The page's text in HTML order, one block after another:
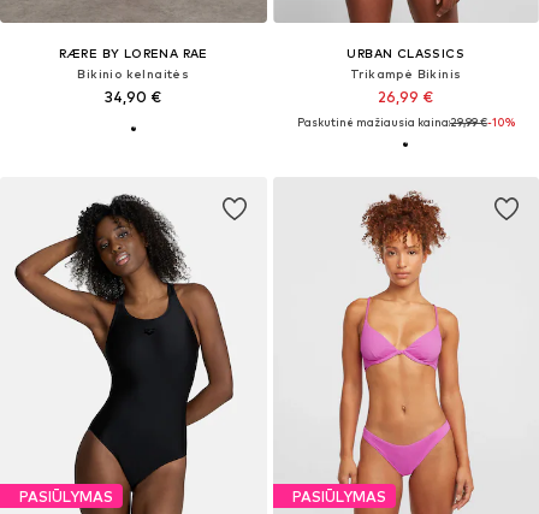
RÆRE BY LORENA RAE
Bikinio kelnaitės
34,90 €
URBAN CLASSICS
Trikampė Bikinis
26,99 €
Paskutinė mažiausia kaina:29,99 €-10%
PASIŪLYMAS PASIŪLYMAS